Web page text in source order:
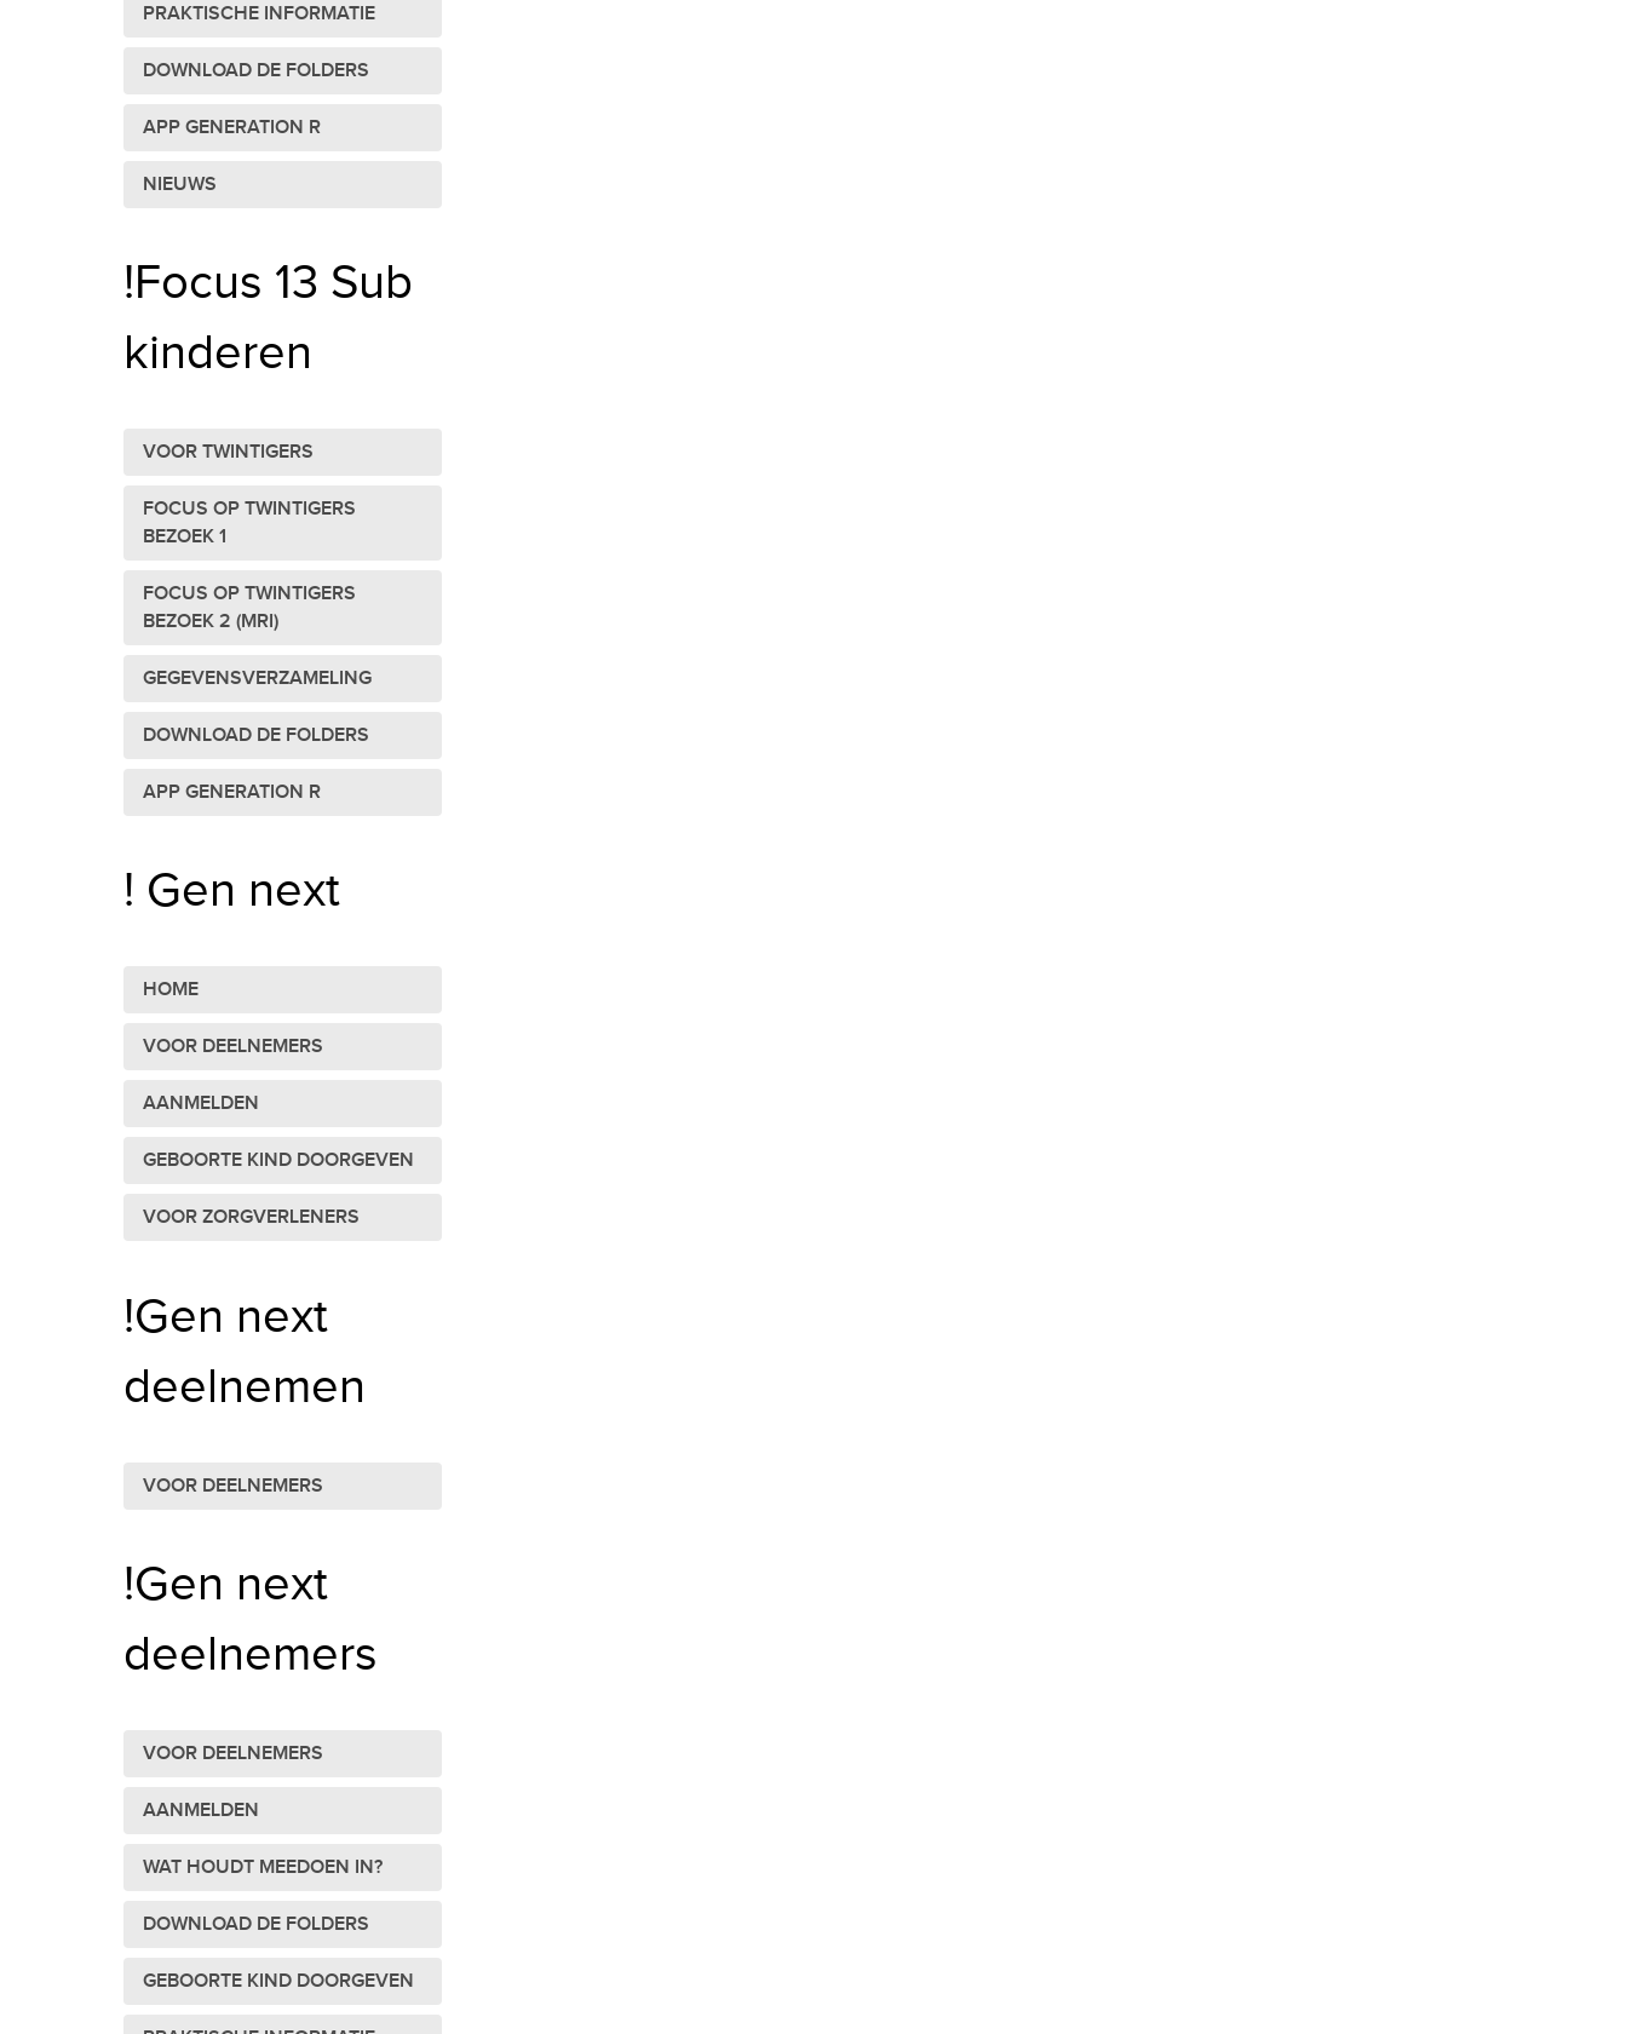
PRAKTISCHE INFORMATIE
DOWNLOAD DE FOLDERS
APP GENERATION R
NIEUWS
!Focus 13 Sub
kinderen
VOOR TWINTIGERS
FOCUS OP TWINTIGERS
BEZOEK 1
FOCUS OP TWINTIGERS
BEZOEK 2 (MRI)
GEGEVENSVERZAMELING
DOWNLOAD DE FOLDERS
APP GENERATION R
! Gen next
HOME
VOOR DEELNEMERS
AANMELDEN
GEBOORTE KIND DOORGEVEN
VOOR ZORGVERLENERS
!Gen next
deelnemen
VOOR DEELNEMERS
!Gen next
deelnemers
VOOR DEELNEMERS
AANMELDEN
WAT HOUDT MEEDOEN IN?
DOWNLOAD DE FOLDERS
GEBOORTE KIND DOORGEVEN